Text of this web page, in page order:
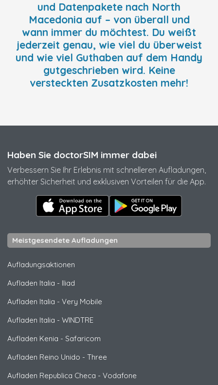
und Datenpakete nach North
Macedonia auf – von überall und
wann immer du möchtest. Du weißt
jederzeit genau, wie viel du überweist
und wie viel Guthaben auf dem Handy
gutgeschrieben wird. Keine
versteckten Zusatzkosten mehr!
Haben Sie doctorSIM immer dabei
Verbessern Sie Ihr Erlebnis mit schnelleren Aufladungen,
erhöhter Sicherheit und exklusiven Vorteilen für die App.
Meistgesendete Aufladungen
Aufladungsaktionen
Aufladen Italia - Iliad
Aufladen Italia - Very Mobile
Aufladen Italia - WINDTRE
Aufladen Kenia - Safaricom
Aufladen Reino Unido - Three
Aufladen Republica Checa - Vodafone